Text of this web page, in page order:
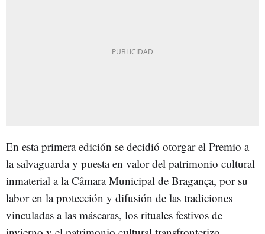
En esta primera edición se decidió otorgar el Premio a
la salvaguarda y puesta en valor del patrimonio cultural
inmaterial a la Câmara Municipal de Bragança, por su
labor en la protección y difusión de las tradiciones
vinculadas a las máscaras, los rituales festivos de